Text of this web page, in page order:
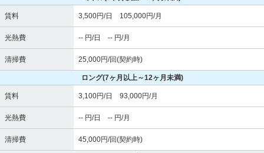
賃料 3,500円/日 105,000円/月
光熱費 -- 円/日 -- 円/月
清掃費 25,000円/回(契約時)
ロング(7ヶ月以上～12ヶ月未満)
賃料 3,100円/日 93,000円/月
光熱費 -- 円/日 -- 円/月
清掃費 45,000円/回(契約時)